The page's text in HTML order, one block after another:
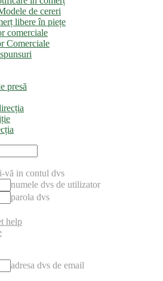
de cereri
libere în piețe
comerciale
Comerciale
presă
vă in contul dvs
numele dvs de utilizator
parola dvs
help
adresa dvs de email